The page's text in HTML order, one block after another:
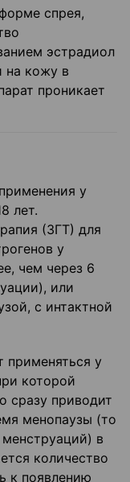
спрея,
эстрадиол
на кожу в
проникает
у
лет.
(ЗГТ) для
у
чем через 6
или
с интактной
у
которой
сразу приводит
менопаузы (то
в
количество
к появлению